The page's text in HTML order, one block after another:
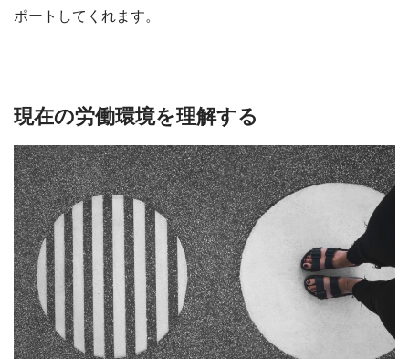
ポートしてくれます。
現在の労働環境を理解する